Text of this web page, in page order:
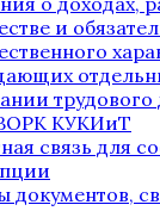
и
трудового
КУКИиТ
связь для
документов,